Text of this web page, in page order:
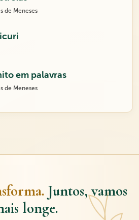
de Meneses
em palavras
de Meneses
Juntos, vamos
longe.